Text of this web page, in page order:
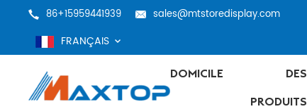
86+15959441939 sales@mtstoredisplay.com
FRANÇAIS
DOMICILE
DES
PRODUITS